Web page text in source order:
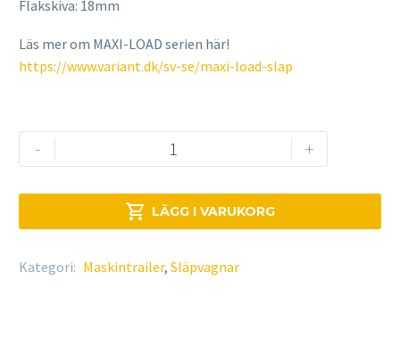
Flakskiva: 18mm
Läs mer om MAXI-LOAD serien här!
https://www.variant.dk/sv-se/maxi-load-slap
-
VARIANT
3520
+
 LÄGG I VARUKORG
Kategori: Maskintrailer, Släpvagnar